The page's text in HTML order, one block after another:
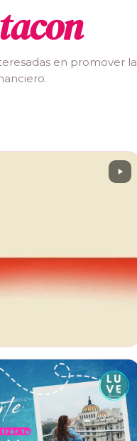
en promover la
de marzo se lleva a cabo la
Week 2026 (Semana
Dinero). Finanzas en Tacones
de esta Jornada…